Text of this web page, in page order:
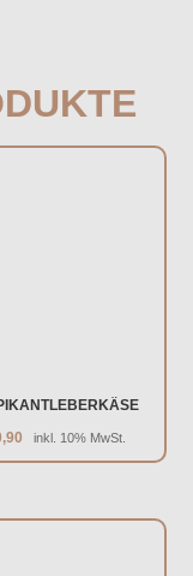
inkl. 10% MwSt.